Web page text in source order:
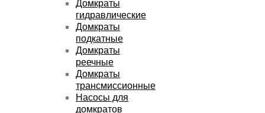
Домкраты
гидравлические
Домкраты
подкатные
Домкраты
реечные
Домкраты
трансмиссионные
Насосы для
домкратов